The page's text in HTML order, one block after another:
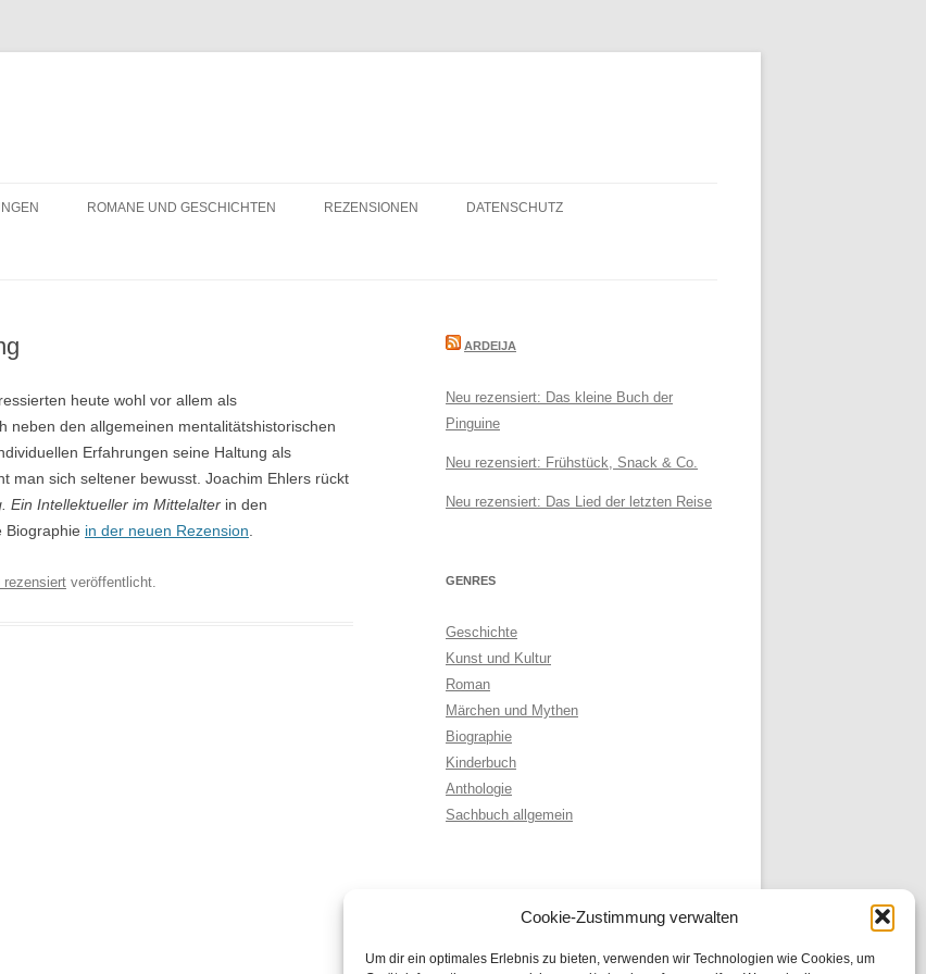
Cookie-Zustimmung verwalten
Um dir ein optimales Erlebnis zu bieten, verwenden wir Technologien wie Cookies, um
ROMANE UND GESCHICHTEN REZENSIONEN DATENSCHUTZ
heute wohl vor allem als
neben den allgemeinen mentalitätshistorischen
Erfahrungen seine Haltung als
man sich seltener bewusst. Joachim Ehlers rückt
Ein Intellektueller im Mittelalter in den
Biographie in der neuen Rezension
rezensiert veröffentlicht.
ARDEIJA
Neu rezensiert: Das kleine Buch der
Pinguine
Neu rezensiert: Frühstück, Snack & Co.
Neu rezensiert: Das Lied der letzten Reise
GENRES
Geschichte
Kunst und Kultur
Roman
Märchen und Mythen
Biographie
Kinderbuch
Anthologie
Sachbuch allgemein